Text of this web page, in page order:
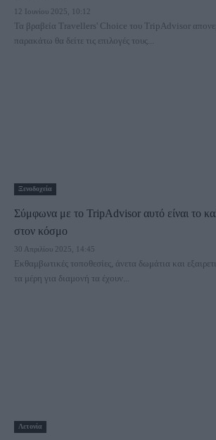
12 Ιουνίου 2025, 10:12
Τα βραβεία Travellers' Choice του TripAdvisor
παρακάτω θα δείτε τις επιλογές τους...
Ξενοδοχεία
Σύμφωνα με το TripAdvisor αυτό είναι το
στον κόσμο
30 Απριλίου 2025, 14:45
Εκθαμβωτικές τοποθεσίες, άνετα δωμάτια και
τα μέρη για διαμονή τα έχουν...
Λετονία